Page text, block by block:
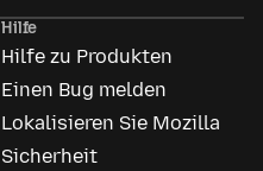
Hilfe
Hilfe zu Produkten
Einen Bug melden
Lokalisieren Sie Mozilla
Sicherheit